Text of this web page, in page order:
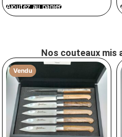
Ajoutez au panier
Nos couteaux mis
Vendu